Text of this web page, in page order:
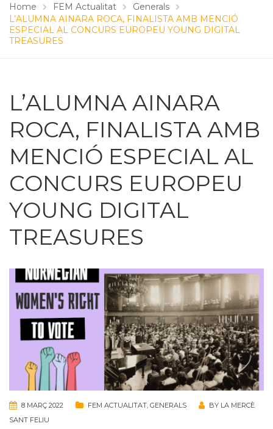
Home FEM Actualitat
Generals
L’ALUMNA AINARA ROCA, FINALISTA AMB MENCIÓ
ESPECIAL AL CONCURS EUROPEU YOUNG DIGITAL
TREASURES
L’ALUMNA AINARA
ROCA, FINALISTA AMB
MENCIÓ ESPECIAL AL
CONCURS EUROPEU
YOUNG DIGITAL
TREASURES
8 MARÇ 2022 FEM ACTUALITAT, GENERALS BY LA MERCÈ
SANT FELIU